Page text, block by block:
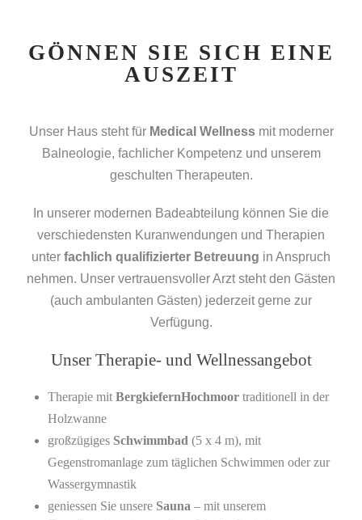
GÖNNEN SIE SICH EINE
AUSZEIT
Unser Haus steht für Medical Wellnessmit moderner
Balneologie, fachlicher Kompetenz und unserem
geschulten Therapeuten.
In unserer modernen Badeabteilung können Sie die
verschiedensten Kuranwendungen und Therapien
unter fachlich qualifizierter Betreuung in Anspruch
nehmen. Unser vertrauensvoller Arzt steht den Gästen
(auch ambulanten Gästen) jederzeit gerne zur
Verfügung.
Unser Therapie- und Wellnessangebot
Therapie mit BergkiefernHochmoor traditionell in der
Holzwanne
großzügiges Schwimmbad (5 x 4 m), mit
Gegenstromanlage zum täglichen Schwimmen oder zur
Wassergymnastik
geniessen Sie unsere Sauna – mit unserem